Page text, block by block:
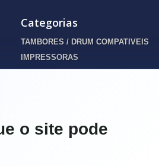
Categorias
TAMBORES / DRUM COMPATIVEIS
IMPRESSORAS
INFORMATICA
ENERGIA
o site pode